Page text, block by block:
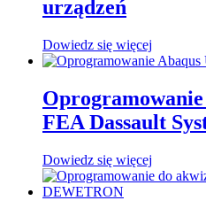
urządzeń
Dowiedz się więcej
FEA Dassault
Dowiedz się więcej